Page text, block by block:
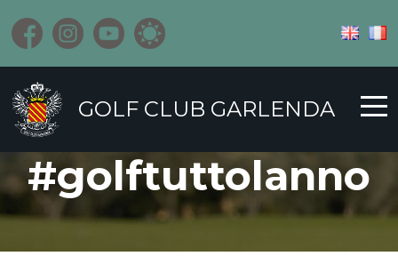
GOLF CLUB GARLENDA
#golftuttolanno